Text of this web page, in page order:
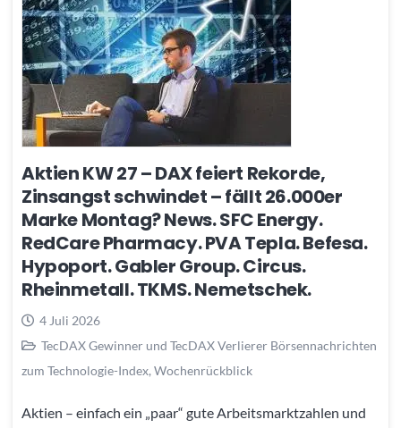
Aktien KW 27 – DAX feiert Rekorde,
Zinsangst schwindet – fällt 26.000er
Marke Montag? News. SFC Energy.
RedCare Pharmacy. PVA Tepla. Befesa.
Hypoport. Gabler Group. Circus.
Rheinmetall. TKMS. Nemetschek.
4 Juli 2026
TecDAX Gewinner und TecDAX Verlierer Börsennachrichten
zum Technologie-Index, Wochenrückblick
Aktien – einfach ein „paar“ gute Arbeitsmarktzahlen und